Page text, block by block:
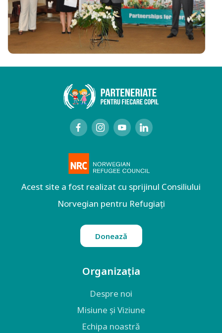
Acest site a fost realizat cu sprijinul Consiliului
Norvegian pentru Refugiați
Donează
Organizația
Despre noi
Misiune și Viziune
Echipa noastră